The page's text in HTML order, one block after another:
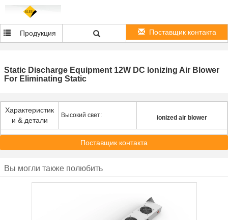
Продукция Поставщик контакта
Static Discharge Equipment 12W DC Ionizing Air Blower
For Eliminating Static
Характеристик
и & детали
Высокий свет: ionized air blower
Поставщик контакта
Вы могли также полюбить